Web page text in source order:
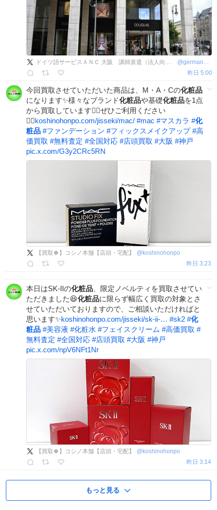
ドイツ語サービスＡＮＣ 大阪 講師派遣（法人向け語学研修）、翻訳、通訳、オンラインレッスンなど @german_info_
昨日 5:00
今回買取させていただいた商品は、M・A・Cの化粧品
になります✨様々なブランド化粧品や基礎化粧品を1点
から買取しています💁‍♀️ぜひご利用ください
🙇‍♂️koshinohonpo.com/jisseki/mac/ #mac #マスカラ #化
粧品 #ファンデーション #フィックスメイクアップ #高
価買取 #無料査定 #全国対応 #店頭買取 #大阪 #神戸
pic.x.com/G3y2CRc5RN
【買取🍀】コシノ本舗【店頭・宅配】 @ koshinohonpo
昨日 3:23
本日はSK-IIの化粧品 、限定ノベルティを買取させてい
ただきました😆化粧品に限らず幅広く買取の対象とさ
せていただいておりますので、ご相談いただければと
思います✨koshinohonpo.com/jisseki/sk-ii-… #sk2 #化
粧品 #美容液 #化粧水 #フェイスクリーム #高価買取 #
無料査定 #全国対応 #店頭買取 #大阪 #神戸
pic.x.com/npV6NFt1Nr
【買取🍀】コシノ本舗【店頭・宅配】 @ koshinohonpo
昨日 3:14
もっと見る